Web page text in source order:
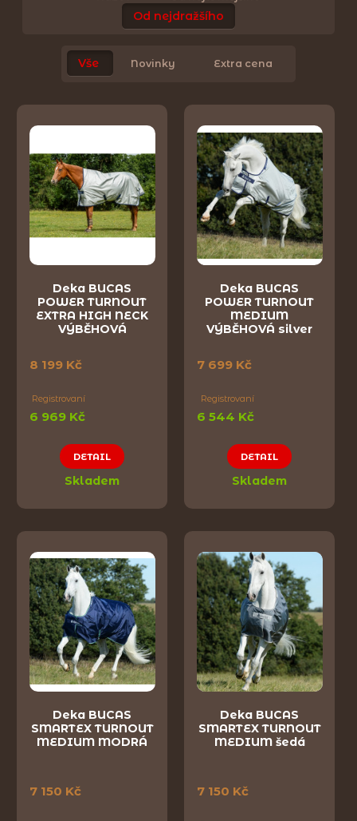
Od nejdražšího
Vše Novinky Extra cena
Deka BUCAS
POWER TURNOUT
EXTRA HIGH NECK
VÝBĚHOVÁ
8 199 Kč
Registrovaní
6 969 Kč
DETAIL
Skladem
Deka BUCAS
POWER TURNOUT
MEDIUM
VÝBĚHOVÁ silver
7 699 Kč
Registrovaní
6 544 Kč
DETAIL
Skladem
Deka BUCAS
SMARTEX TURNOUT
MEDIUM MODRÁ
7 150 Kč
Deka BUCAS
SMARTEX TURNOUT
MEDIUM šedá
7 150 Kč